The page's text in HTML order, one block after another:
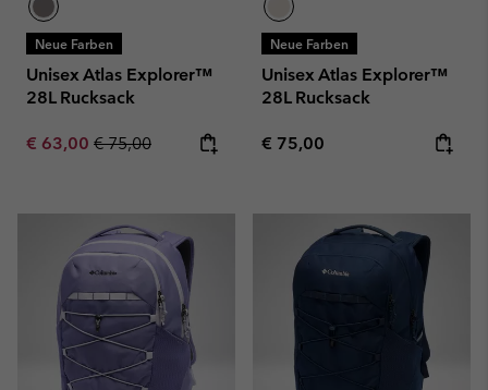
Neue Farben
Unisex Atlas Explorer™
28L Rucksack
Sale price:
€ 63,00 Regular price:
€ 75,00
Neue Farben
Unisex Atlas Explorer™
28L Rucksack
Regular price:
€ 75,00